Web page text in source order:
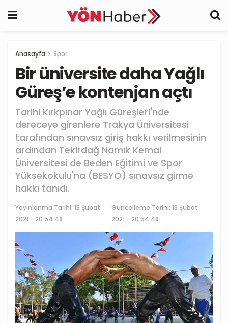
Anasayfa Spor
Bir üniversite daha Yağlı
Güreş’e kontenjan açtı
Tarihi Kırkpınar Yağlı Güreşleri'nde
dereceye girenlere Trakya Üniversitesi
tarafından sınavsız giriş hakkı verilmesinin
ardından Tekirdağ Namık Kemal
Üniversitesi de Beden Eğitimi ve Spor
Yüksekokulu'na (BESYO) sınavsız girme
hakkı tanıdı.
Yayınlanma Tarihi: 13 Şubat
2021 - 20:54:48
Güncelleme Tarihi: 13 Şubat
2021 - 20:54:48